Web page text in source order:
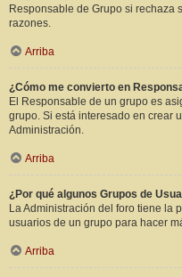
Responsable de Grupo si rechaza
razones.
Arriba
¿Cómo me convierto en
El Responsable de un grupo es
grupo. Si está interesado en crear
Administración.
Arriba
¿Por qué algunos Grupos de
La Administración del foro tiene la
usuarios de un grupo para hacer
Arriba